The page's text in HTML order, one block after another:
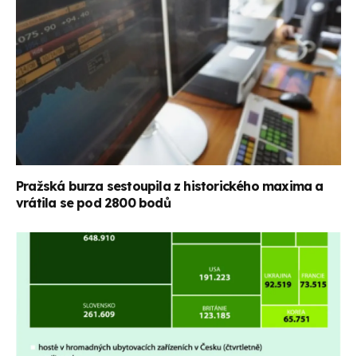
Pražská burza sestoupila z historického maxima a
vrátila se pod 2800 bodů